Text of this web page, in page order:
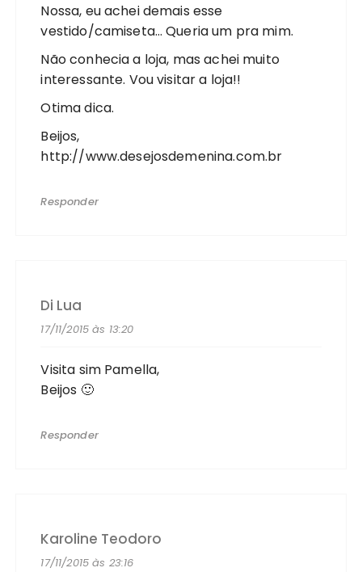
Nossa, eu achei demais esse
vestido/camiseta… Queria um pra mim.
Não conhecia a loja, mas achei muito
interessante. Vou visitar a loja!!
Otima dica.
Beijos,
http://www.desejosdemenina.com.br
Responder
Di Lua
17/11/2015 às 13:20
Visita sim Pamella,
Beijos 🙂
Responder
Karoline Teodoro
17/11/2015 às 23:16